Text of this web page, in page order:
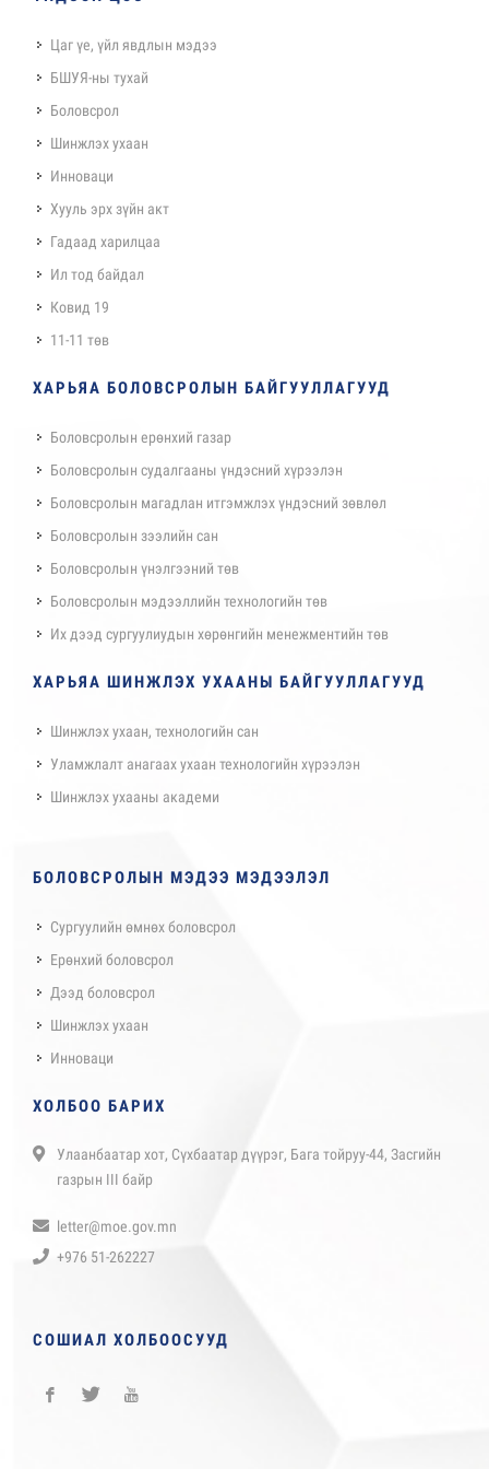
Цаг үе, үйл явдлын мэдээ
БШУЯ-ны тухай
Боловсрол
Шинжлэх ухаан
Инноваци
Хууль эрх зүйн акт
Гадаад харилцаа
Ил тод байдал
Ковид 19
11-11 төв
ХАРЬЯА БОЛОВСРОЛЫН БАЙГУУЛЛАГУУД
Боловсролын ерөнхий газар
Боловсролын судалгааны үндэсний хүрээлэн
Боловсролын магадлан итгэмжлэх үндэсний зөвлөл
Боловсролын зээлийн сан
Боловсролын үнэлгээний төв
Боловсролын мэдээллийн технологийн төв
Их дээд сургуулиудын хөрөнгийн менежментийн төв
ХАРЬЯА ШИНЖЛЭХ УХААНЫ БАЙГУУЛЛАГУУД
Шинжлэх ухаан, технологийн сан
Уламжлалт анагаах ухаан технологийн хүрээлэн
Шинжлэх ухааны академи
БОЛОВСРОЛЫН МЭДЭЭ МЭДЭЭЛЭЛ
Сургуулийн өмнөх боловсрол
Ерөнхий боловсрол
Дээд боловсрол
Шинжлэх ухаан
Инноваци
ХОЛБОО БАРИХ
Улаанбаатар хот, Сүхбаатар дүүрэг, Бага тойруу-44, Засгийн
газрын III байр
letter@moe.gov.mn
+976 51-262227
СОШИАЛ ХОЛБООСУУД